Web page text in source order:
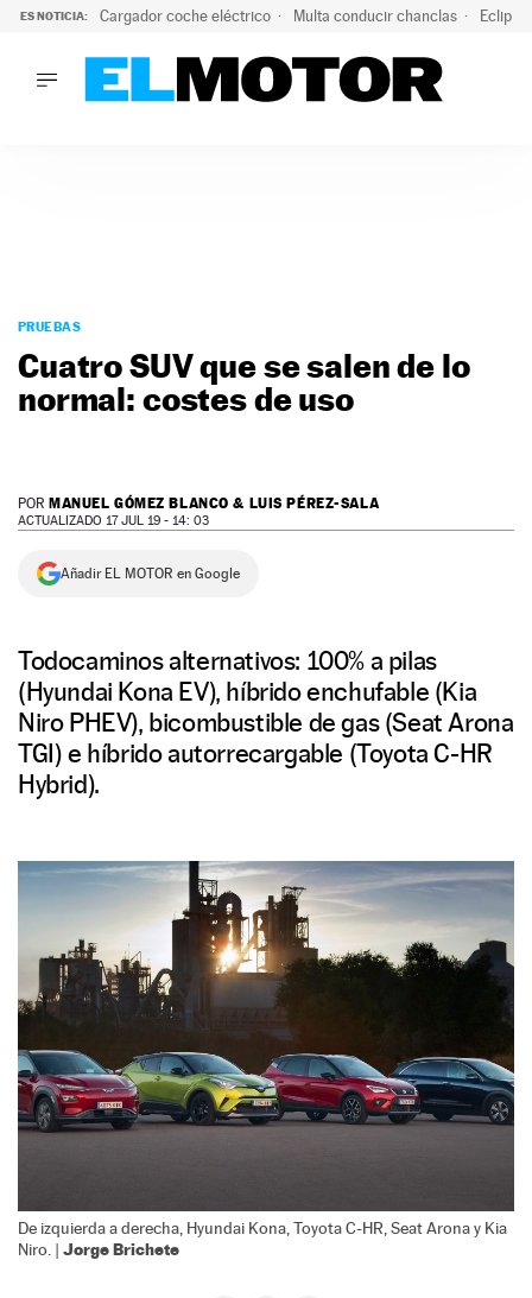
ES NOTICIA: Cargador coche eléctrico Multa conducir chanclas
PODCAST
MOTOS
TECNOLOGÍA
SERVICIOS
NEWSLETTER
PRUEBAS
Cuatro SUV que se salen de lo
normal: costes de uso
POR MANUEL GÓMEZ BLANCO & LUIS PÉREZ-SALA
ACTUALIZADO 17 JUL 19 - 14: 03
Añadir EL MOTOR en Google
Todocaminos alternativos: 100% a pilas
(Hyundai Kona EV), híbrido enchufable (Kia
Niro PHEV), bicombustible de gas (Seat Arona
TGI) e híbrido autorrecargable (Toyota C-HR
Hybrid).
De izquierda a derecha, Hyundai Kona, Toyota C-HR, Seat Arona y Kia
Niro. | Jorge Brichete